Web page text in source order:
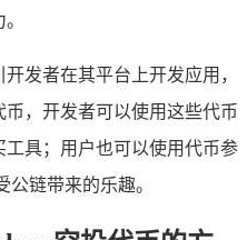
发者在其平台上开发应用，
币，开发者可以使用这些代币
具；用户也可以使用代币参
链带来的乐趣。